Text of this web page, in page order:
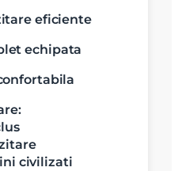
eficiente
echipata
civilizati